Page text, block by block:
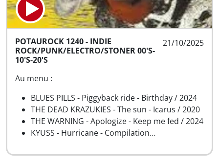
21/10/2025
POTAUROCK 1240 - INDIE
ROCK/PUNK/ELECTRO/STONER 00'S-
10'S-20'S
Au menu :
BLUES PILLS - Piggyback ride - Birthday / 2024
THE DEAD KRAZUKIES - The sun - Icarus / 2020
THE WARNING - Apologize - Keep me fed / 2024
KYUSS - Hurricane - Compilation…